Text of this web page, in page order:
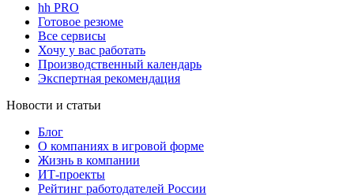
hh PRO
Готовое резюме
Все сервисы
Хочу у вас работать
Производственный календарь
Экспертная рекомендация
Новости и статьи
Блог
О компаниях в игровой форме
Жизнь в компании
ИТ-проекты
Рейтинг работодателей России